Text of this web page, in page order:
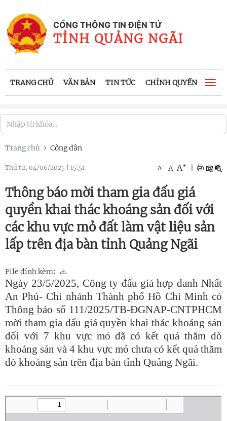
CỔNG THÔNG TIN ĐIỆN TỬ
TỈNH QUẢNG NGÃI
TRANG CHỦ VĂN BẢN TIN TỨC CHÍNH QUYỀN
Trang chủ Công dân
Thứ tư, 04/06/2025 15:51 A- A A+
Thông báo mời tham gia đấu giá
quyền khai thác khoáng sản đối với
các khu vực mỏ đất làm vật liệu sản
lấp trên địa bàn tỉnh Quảng Ngãi
File đính kèm:
Ngày 23/5/2025, Công ty đấu giá hợp danh Nhất
An Phú- Chi nhánh Thành phố Hồ Chí Minh có
Thông báo số 111/2025/TB-ĐGNAP-CNTPHCM
mời tham gia đấu giá quyền khai thác khoáng sản
đối với 7 khu vực mỏ đã có kết quả thăm dò
khoáng sản và 4 khu vực mỏ chưa có kết quả thăm
dò khoáng sản trên địa bàn tỉnh Quảng Ngãi.